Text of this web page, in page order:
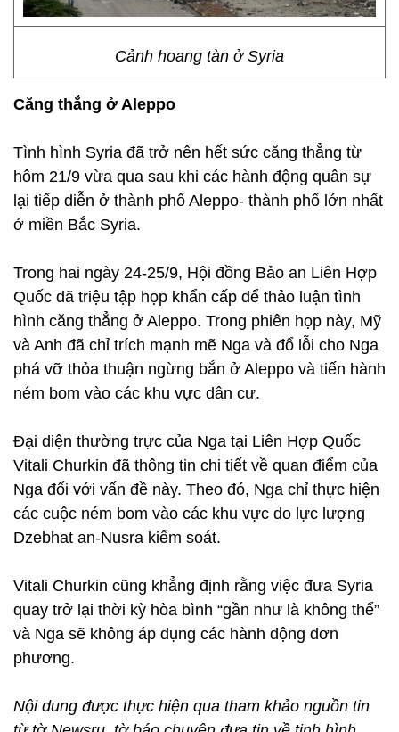
Cảnh hoang tàn ở Syria
Căng thẳng ở Aleppo
Tình hình Syria đã trở nên hết sức căng thẳng từ
hôm 21/9 vừa qua sau khi các hành động quân sự
lại tiếp diễn ở thành phố Aleppo- thành phố lớn nhất
ở miền Bắc Syria.
Trong hai ngày 24-25/9, Hội đồng Bảo an Liên Hợp
Quốc đã triệu tập họp khẩn cấp để thảo luận tình
hình căng thẳng ở Aleppo. Trong phiên họp này, Mỹ
và Anh đã chỉ trích mạnh mẽ Nga và đổ lỗi cho Nga
phá vỡ thỏa thuận ngừng bắn ở Aleppo và tiến hành
ném bom vào các khu vực dân cư.
Đại diện thường trực của Nga tại Liên Hợp Quốc
Vitali Churkin đã thông tin chi tiết về quan điểm của
Nga đối với vấn đề này. Theo đó, Nga chỉ thực hiện
các cuộc ném bom vào các khu vực do lực lượng
Dzebhat an-Nusra kiểm soát.
Vitali Churkin cũng khẳng định rằng việc đưa Syria
quay trở lại thời kỳ hòa bình “gần như là không thể”
và Nga sẽ không áp dụng các hành động đơn
phương.
Nội dung được thực hiện qua tham khảo nguồn tin